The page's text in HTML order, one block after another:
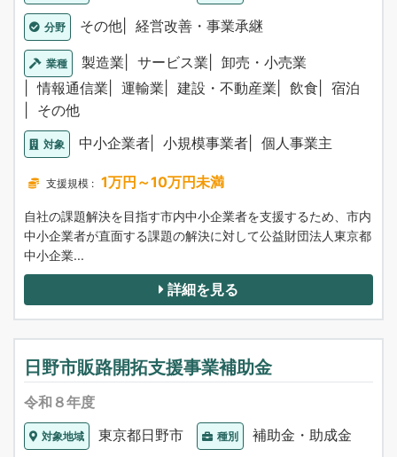
分野 その他 経営改善・事業承継
業種 製造業 サービス業
卸売・小売業
情報通信業
運輸業 建設・不動産業 飲食
宿泊
その他
対象 中小企業者 小規模事業者 個人事業主
支援規模 : 1万円～10万円未満
自社の課題解決を目指す市内中小企業者を支援するため、市内
中小企業者が直面する課題の解決に対して公益財団法人東京都
中小企業...
詳細を見る
日野市販路開拓支援事業補助金
令和８年度
対象地域 東京都日野市 種別 補助金・助成金